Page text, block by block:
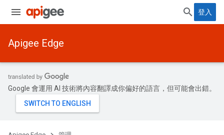
登入
Apigee Edge
Google 會運用 AI 技術將內容翻譯成你偏好的語言，但可能會出錯。